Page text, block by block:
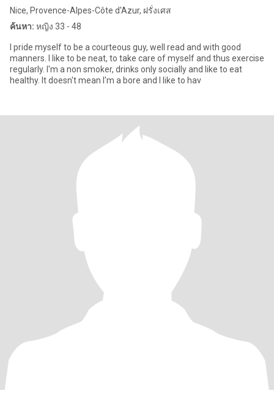
Nice, Provence-Alpes-Côte d'Azur, ฝรั่งเศส
ค้นหา: หญิง 33 - 48
I pride myself to be a courteous guy, well read and with good
manners. I like to be neat, to take care of myself and thus exercise
regularly. I'm a non smoker, drinks only socially and like to eat
healthy. It doesn't mean I'm a bore and I like to hav